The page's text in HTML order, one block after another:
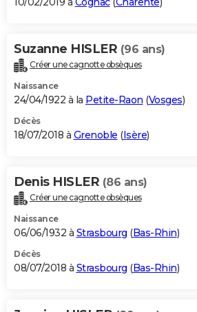
Suzanne HISLER (96 ans)
Créer une cagnotte obsèques
Naissance
24/04/1922 à la Petite-Raon (Vosges)
Décès
18/07/2018 à Grenoble (Isère)
Denis HISLER (86 ans)
Créer une cagnotte obsèques
Naissance
06/06/1932 à Strasbourg (Bas-Rhin)
Décès
08/07/2018 à Strasbourg (Bas-Rhin)